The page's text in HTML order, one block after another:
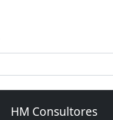
HM Consultores